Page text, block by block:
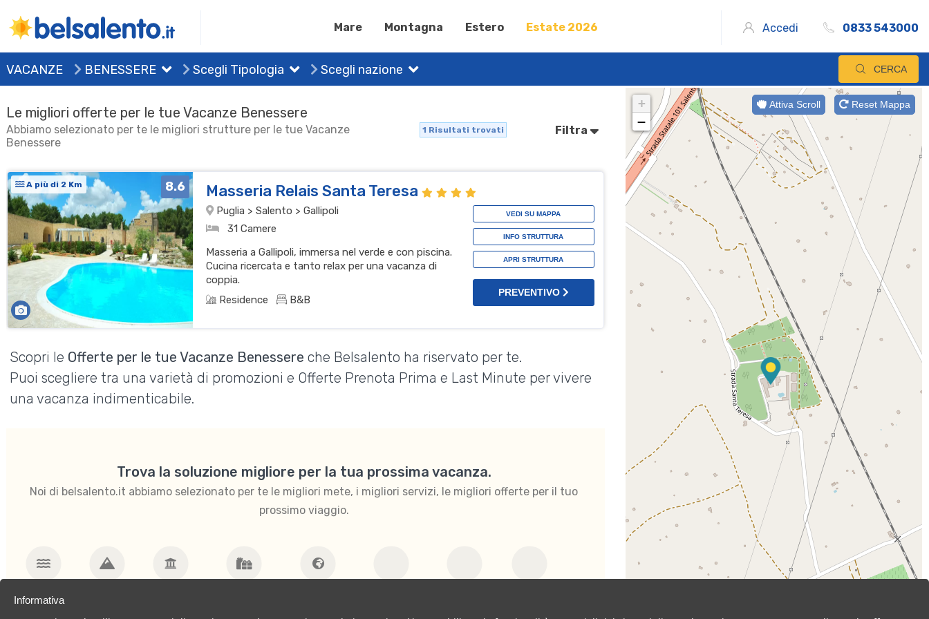
Mare Montagna Estero Estate 2026 Accedi 0833 543000
VACANZE BENESSERE Scegli Tipologia Scegli nazione CERCA
Le migliori offerte per le tue Vacanze Benessere
Abbiamo selezionato per te le migliori strutture per le tue Vacanze
Benessere
1 Risultati trovati Filtra
A più di 2 Km 8.6 Masseria Relais Santa Teresa
Puglia > Salento > Gallipoli
31 Camere
Masseria a Gallipoli, immersa nel verde e con piscina.
Cucina ricercata e tanto relax per una vacanza di
coppia.
Residence
B&B
VEDI SU MAPPA
INFO STRUTTURA
APRI STRUTTURA
PREVENTIVO
Scopri le Offerte per le tue Vacanze Benessere che Belsalento ha riservato per te.
Puoi scegliere tra una varietà di promozioni e Offerte Prenota Prima e Last Minute per vivere
una vacanza indimenticabile.
Trova la soluzione migliore per la tua prossima vacanza.
Noi di belsalento.it abbiamo selezionato per te le migliori mete, i migliori servizi, le migliori offerte per il tuo
prossimo viaggio.
Mare
Attiva Scroll Reset Mappa
+
−
Informativa